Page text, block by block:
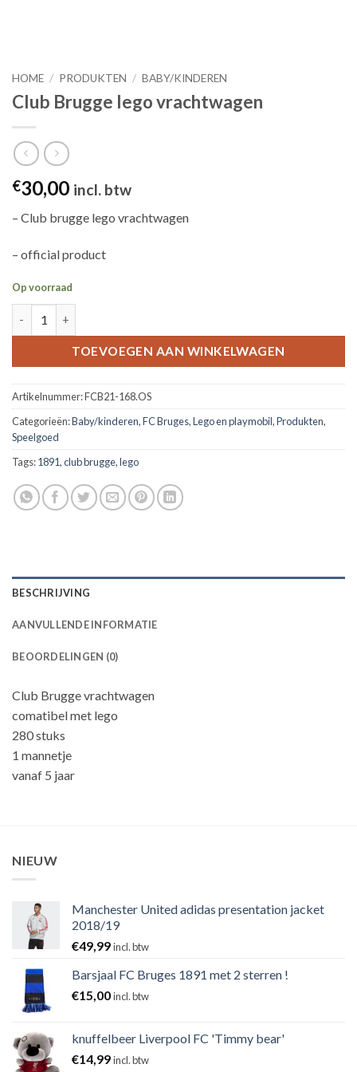
HOME / PRODUKTEN / BABY/KINDEREN
Club Brugge lego vrachtwagen
€30,00 incl. btw
– Club brugge lego vrachtwagen
– official product
Op voorraad
TOEVOEGEN AAN WINKELWAGEN
Artikelnummer:FCB21-168.OS
Categorieën:Baby/kinderen,FC Bruges,Lego en playmobil,Produkten,
Speelgoed
Tags:1891,club brugge,lego
BESCHRIJVING
AANVULLENDE INFORMATIE
BEOORDELINGEN (0)
Club Brugge vrachtwagen
comatibel met lego
280 stuks
1 mannetje
vanaf 5 jaar
NIEUW
Manchester United adidas presentation jacket
2018/19
€49,99incl. btw
Barsjaal FC Bruges 1891 met 2 sterren !
€15,00incl. btw
knuffelbeer Liverpool FC 'Timmy bear'
€14,99incl. btw